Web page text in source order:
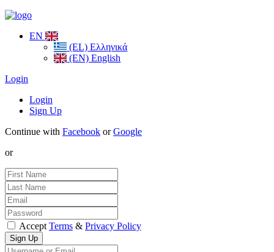
EN
(EL) Ελληνικά
(EN) English
Login
Login
Sign Up
Continue with Facebook orGoogle
or
Accept Terms & Privacy Policy